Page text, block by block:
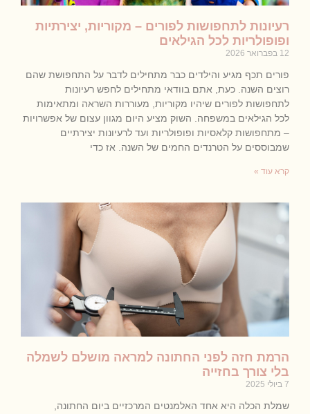
רעיונות לתחפושות לפורים – מקוריות, יצירתיות
ופופולריות לכל הגילאים
12 בפברואר 2026
פורים תכף מגיע והילדים כבר מתחילים לדבר על התחפושת שהם
רוצים השנה. כעת, אתם בוודאי מתחילים לחפש רעיונות
לתחפושות לפורים שיהיו מקוריות, מעוררות השראה ומתאימות
לכל הגילאים במשפחה. השוק מציע היום מגוון עצום של אפשרויות
– מתחפושות קלאסיות ופופולריות ועד לרעיונות יצירתיים
שמבוססים על הטרנדים החמים של השנה. אז כדי
קרא עוד »
הרמת חזה לפני החתונה למראה מושלם לשמלה
בלי צורך בחזייה
7 ביולי 2025
שמלת הכלה היא אחד האלמנטים המרכזיים ביום החתונה,